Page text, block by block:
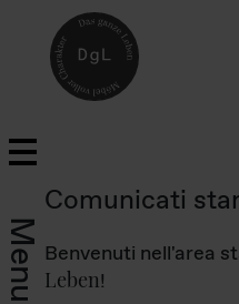
Menu
Comunicati
Benvenuti nell'area
Leben!